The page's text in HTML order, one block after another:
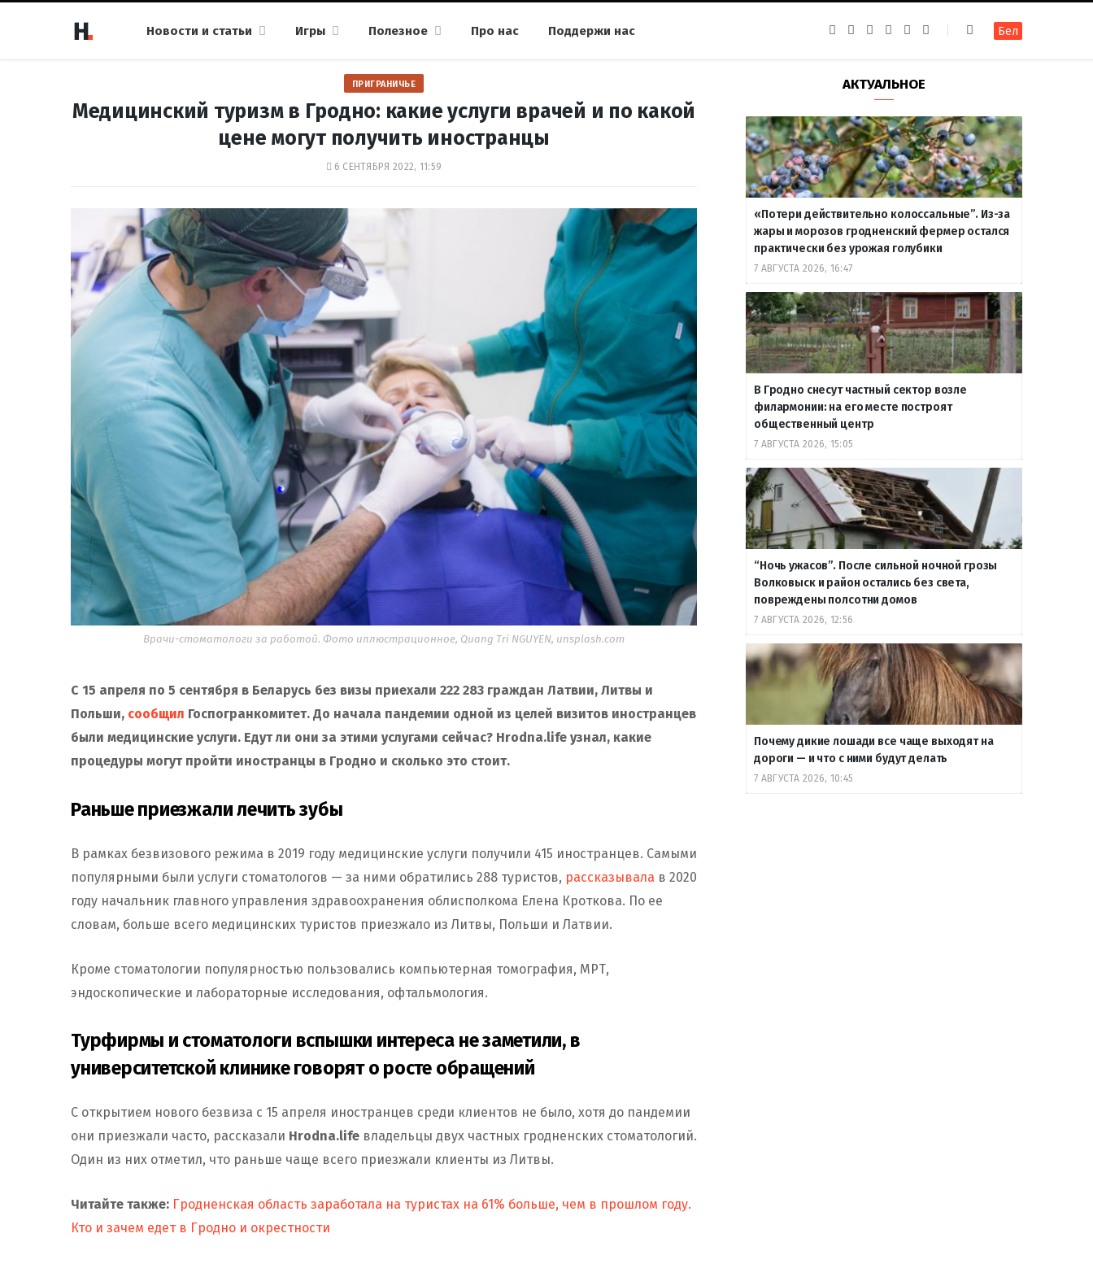
Новости и статьи Игры Полезное Про нас Поддержи нас
k
a
g
a
m
g
r
a
m
u
b
т
е
Бел
ПРИГРАНИЧЬЕ
Медицинский туризм в Гродно: какие услуги врачей и по какой
цене могут получить иностранцы
6 СЕНТЯБРЯ 2022, 11:59
Врачи-стоматологи за работой. Фото иллюстрационное, Quang Tri NGUYEN, unsplash.com
С 15 апреля по 5 сентября в Беларусь без визы приехали 222 283 граждан Латвии, Литвы и
Польши, сообщил Госпогранкомитет. До начала пандемии одной из целей визитов иностранцев
были медицинские услуги. Едут ли они за этими услугами сейчас? Hrodna.life узнал, какие
процедуры могут пройти иностранцы в Гродно и сколько это стоит.
Раньше приезжали лечить зубы
В рамках безвизового режима в 2019 году медицинские услуги получили 415 иностранцев. Самыми
популярными были услуги стоматологов — за ними обратились 288 туристов, рассказывала в 2020
году начальник главного управления здравоохранения облисполкома Елена Кроткова. По ее
словам, больше всего медицинских туристов приезжало из Литвы, Польши и Латвии.
Кроме стоматологии популярностью пользовались компьютерная томография, МРТ,
эндоскопические и лабораторные исследования, офтальмология.
Турфирмы и стоматологи вспышки интереса не заметили, в
университетской клинике говорят о росте обращений
С открытием нового безвиза с 15 апреля иностранцев среди клиентов не было, хотя до пандемии
они приезжали часто, рассказали Hrodna.life владельцы двух частных гродненских стоматологий.
Один из них отметил, что раньше чаще всего приезжали клиенты из Литвы.
Читайте также: Гродненская область заработала на туристах на 61% больше, чем в прошлом году.
Кто и зачем едет в Гродно и окрестности
АКТУАЛЬНОЕ
«Потери действительно колоссальные”. Из-за
жары и морозов гродненский фермер остался
практически без урожая голубики
7 АВГУСТА 2026, 16:47
В Гродно снесут частный сектор возле
филармонии: на его месте построят
общественный центр
7 АВГУСТА 2026, 15:05
“Ночь ужасов”. После сильной ночной грозы
Волковыск и район остались без света,
повреждены полсотни домов
7 АВГУСТА 2026, 12:56
Почему дикие лошади все чаще выходят на
дороги — и что с ними будут делать
7 АВГУСТА 2026, 10:45